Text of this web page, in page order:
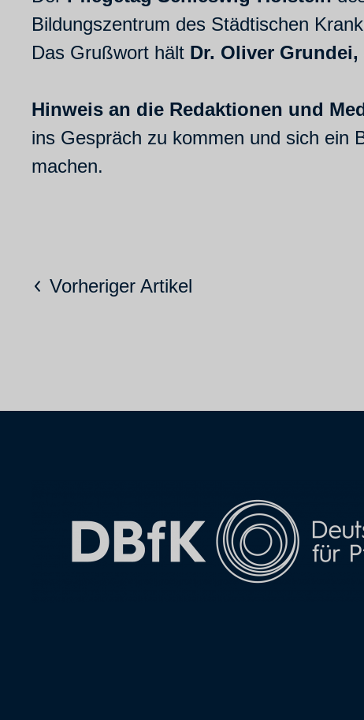
Bildungszentrum des Städtischen
Das Grußwort hält Dr. Oliver
Hinweis an die Redaktionen und
ins Gespräch zu kommen und sich ein
machen.
Vorheriger Artikel